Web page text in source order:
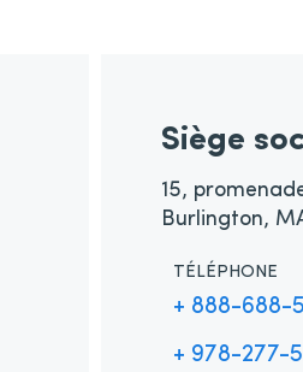
Siège
15,
Burlington,
TÉLÉPHONE
+ 888-688-
+ 978-277-